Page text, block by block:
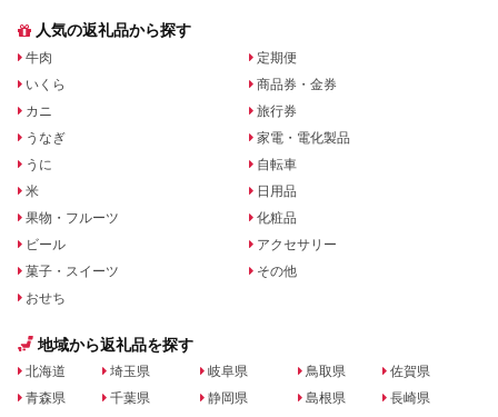
人気の返礼品から探す
牛肉
いくら
カニ
うなぎ
うに
米
果物・フルーツ
ビール
菓子・スイーツ
おせち
定期便
商品券・金券
旅行券
家電・電化製品
自転車
日用品
化粧品
アクセサリー
その他
地域から返礼品を探す
北海道
青森県
埼玉県
千葉県
岐阜県
静岡県
鳥取県
島根県
佐賀県
長崎県